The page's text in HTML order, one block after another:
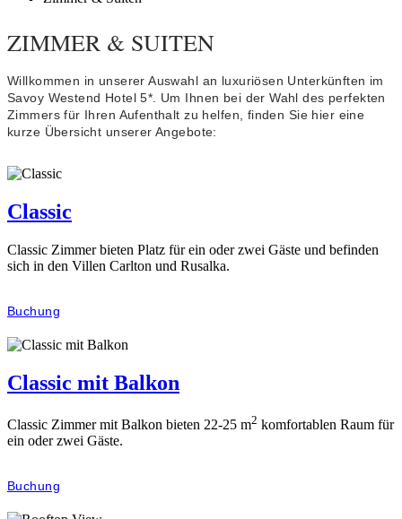
ZIMMER & SUITEN
Willkommen in unserer Auswahl an luxuriösen Unterkünften im
Savoy Westend Hotel 5*. Um Ihnen bei der Wahl des perfekten
Zimmers für Ihren Aufenthalt zu helfen, finden Sie hier eine
kurze Übersicht unserer Angebote:
Classic
Classic Zimmer bieten Platz für ein oder zwei Gäste und befinden
sich in den Villen Carlton und Rusalka.
Buchung
Classic mit Balkon
Classic Zimmer mit Balkon bieten 22-25 m2 komfortablen Raum für
ein oder zwei Gäste.
Buchung